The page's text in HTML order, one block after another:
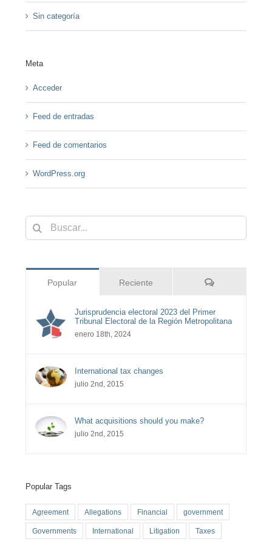
Sin categoría
Meta
Acceder
Feed de entradas
Feed de comentarios
WordPress.org
Buscar:
Popular Reciente Comentarios
Jurisprudencia electoral 2023 del Primer
Tribunal Electoral de la Región Metropolitana
enero 18th, 2024
International tax changes
julio 2nd, 2015
What acquisitions should you make?
julio 2nd, 2015
Popular Tags
Agreement Allegations Financial government
Governments International Litigation Taxes